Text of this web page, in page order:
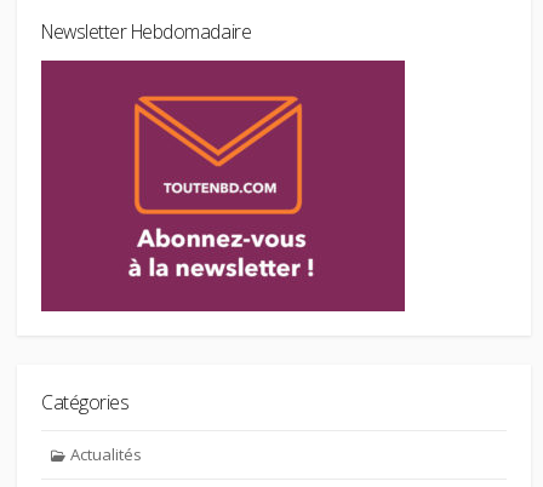
Newsletter Hebdomadaire
Catégories
Actualités